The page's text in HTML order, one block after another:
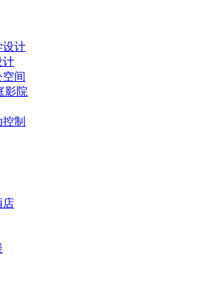
设计
计
间
影院
制
店